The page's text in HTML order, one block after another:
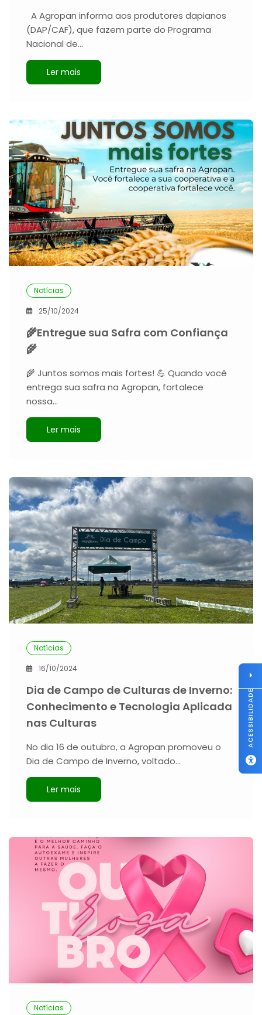
A Agropan informa aos produtores dapianos
(DAP/CAF), que fazem parte do Programa
Nacional de…
Ler mais
Notícias
25/10/2024
🌾Entregue sua Safra com Confiança
🌾
🌾 Juntos somos mais fortes! 💪 Quando você
entrega sua safra na Agropan, fortalece
nossa…
Ler mais
Notícias
16/10/2024
Dia de Campo de Culturas de Inverno:
Conhecimento e Tecnologia Aplicada
nas Culturas
No dia 16 de outubro, a Agropan promoveu o
Dia de Campo de Inverno, voltado…
Ler mais
Notícias
ACESSIBILIDADE